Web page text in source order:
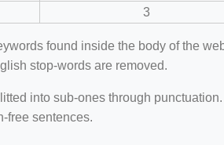
3
found inside the body of the
stop-words are removed.
into sub-ones through
free sentences.